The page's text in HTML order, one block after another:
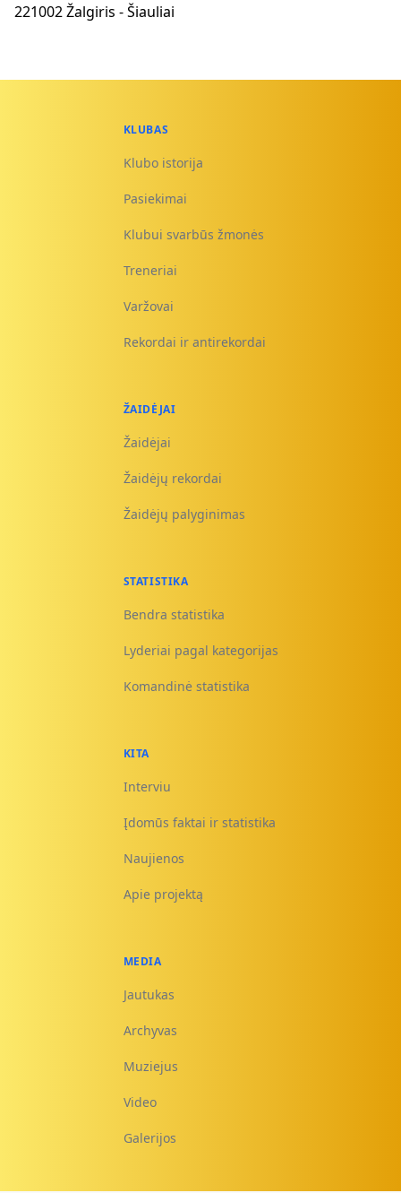
221002 Žalgiris - Šiauliai
KLUBAS
Klubo istorija
Pasiekimai
Klubui svarbūs žmonės
Treneriai
Varžovai
Rekordai ir antirekordai
ŽAIDĖJAI
Žaidėjai
Žaidėjų rekordai
Žaidėjų palyginimas
STATISTIKA
Bendra statistika
Lyderiai pagal kategorijas
Komandinė statistika
KITA
Interviu
Įdomūs faktai ir statistika
Naujienos
Apie projektą
MEDIA
Jautukas
Archyvas
Muziejus
Video
Galerijos